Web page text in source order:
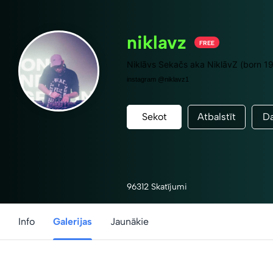
niklavz FREE
Niklāvs Sekačs aka NiklāvZ (born
instagram @niklavz1
Sekot Atbalstīt
96312 Skatījumi
Info Galerijas Jaunākie